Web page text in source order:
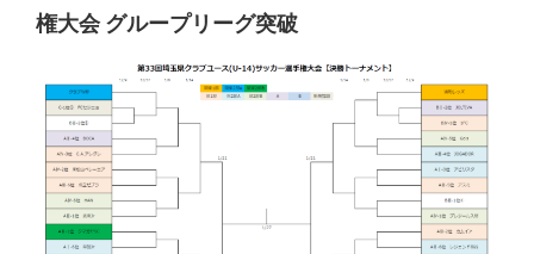
権大会 グループリーグ突破